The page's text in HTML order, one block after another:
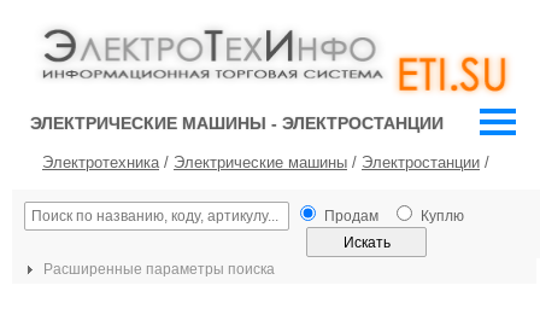
ЭЛЕКТРИЧЕСКИЕ МАШИНЫ - ЭЛЕКТРОСТАНЦИИ
Электротехника/ Электрические машины / Электростанции /
Продам Куплю
Расширенные параметры поиска